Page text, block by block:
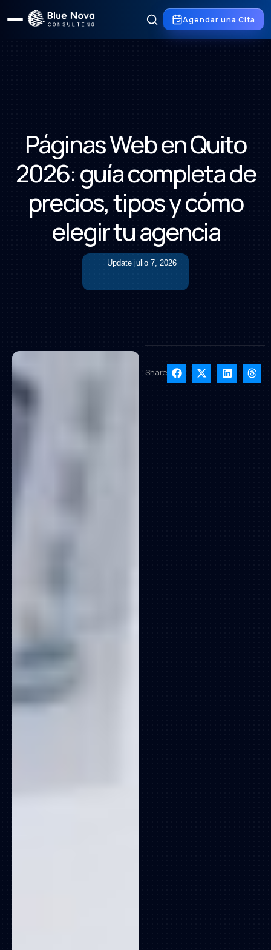
Agendar una Cita
Páginas Web en Quito
2026: guía completa de
precios, tipos y cómo
elegir tu agencia
Update julio 7, 2026
Share